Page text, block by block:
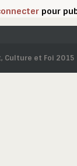
pour
Culture et Foi 2015